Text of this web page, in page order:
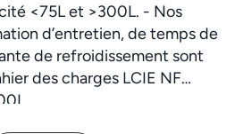
<75L et >300L. - Nos
d’entretien, de temps de
de refroidissement sont
des charges LCIE NF